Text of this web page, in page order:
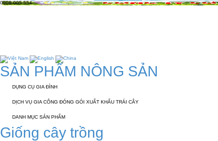
0908 005 554
SẢN PHẨM NÔNG SẢN
DỤNG CỤ GIA ĐÌNH
DỊCH VỤ GIA CÔNG ĐÓNG GÓI XUẤT KHẨU TRÁI CÂY
DANH MỤC SẢN PHẨM
Giống cây trồng